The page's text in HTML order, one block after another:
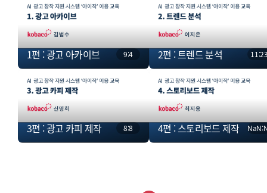
1편 : 광고 아카이브 9:4 2편 : 트렌드 분석
3편 : 광고 카피 제작 8:8 4편 : 스토리보드 제작